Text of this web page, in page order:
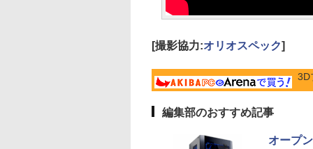
[撮影協力:オリオスペック]
3D
編集部のおすすめ記事
オープ